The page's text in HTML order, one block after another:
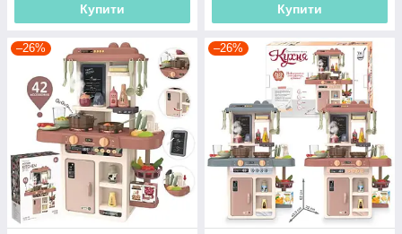
Купити Купити
–26% –26%